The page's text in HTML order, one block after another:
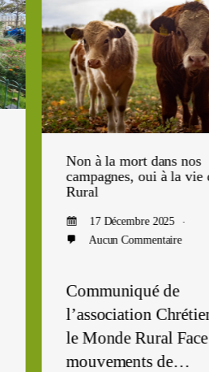
Non à la mort dans nos
campagnes, oui à la vie dans
17 Décembre 2025
Aucun Commentaire
Communiqué de
l’association Chrétiens
le Monde Rural Face aux
mouvements de…